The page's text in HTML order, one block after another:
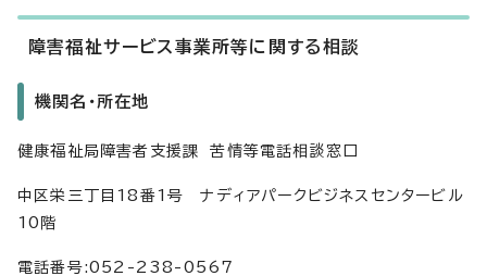
障害福祉サービス事業所等に関する相談
機関名・所在地
健康福祉局障害者支援課 苦情等電話相談窓口
中区栄三丁目18番1号 ナディアパークビジネスセンタービル
10階
電話番号:052-238-0567